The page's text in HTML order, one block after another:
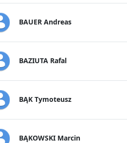
BAUER Andreas
BAZIUTA Rafal
BĄK Tymoteusz
BĄKOWSKI Marcin